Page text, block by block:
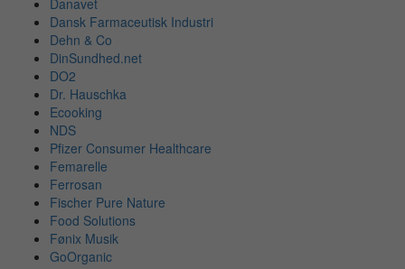
Danavet
Dansk Farmaceutisk Industri
Dehn & Co
DinSundhed.net
DO2
Dr. Hauschka
Ecooking
NDS
Pfizer Consumer Healthcare
Femarelle
Ferrosan
Fischer Pure Nature
Food Solutions
Fønix Musik
GoOrganic